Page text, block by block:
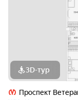
3D-тур
Проспект